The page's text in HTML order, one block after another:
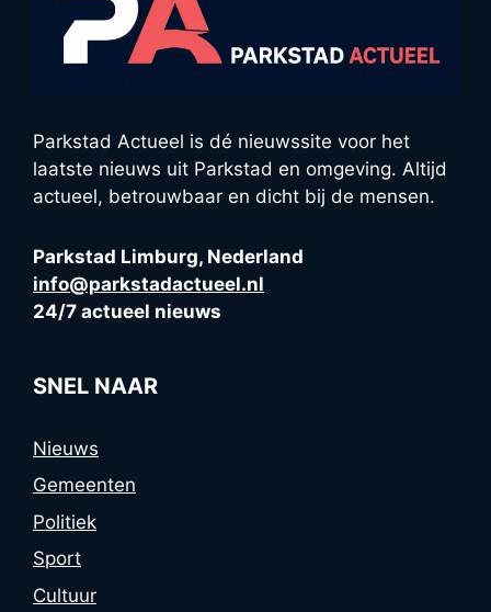
Parkstad Actueel is dé nieuwssite voor het
laatste nieuws uit Parkstad en omgeving. Altijd
actueel, betrouwbaar en dicht bij de mensen.
Parkstad Limburg, Nederland
info@parkstadactueel.nl
24/7 actueel nieuws
SNEL NAAR
Nieuws
Gemeenten
Politiek
Sport
Cultuur